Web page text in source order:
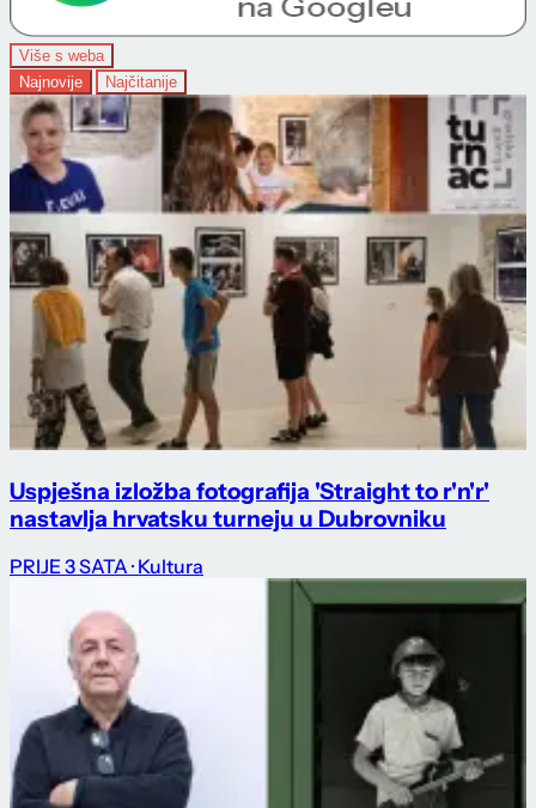
Više s weba
Najnovije
Najčitanije
Uspješna izložba fotografija 'Straight to r'n'r'
nastavlja hrvatsku turneju u Dubrovniku
PRIJE 3 SATA · Kultura